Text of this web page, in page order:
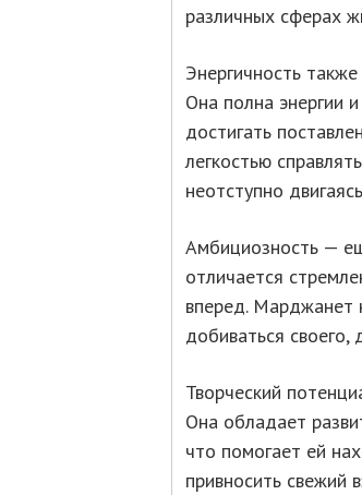
различных сферах
Энергичность
Она полна энергии
достигать
легкостью
неотступно
Амбициозность —
отличается
вперед. Марджанет
добиваться своего,
Творческий
Она обладает
что помогает ей
привносить свежий